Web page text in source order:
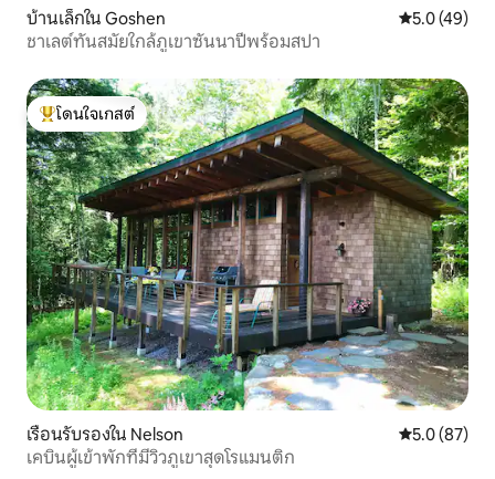
บ้านเล็กใน Goshen คะแนนเฉลี่ย
5.0 (49)
ชาเลต์ทันสมัยใกล้ภูเขาซันนาปีพร้อมสปา
โดนใจเกสต์ที่สุด
โดนใจเกสต์
เรือนรับรองใน Nelson คะแนนเฉลี่ย
5.0 (87)
เคบินผู้เข้าพักที่มีวิวภูเขาสุดโรแมนติก